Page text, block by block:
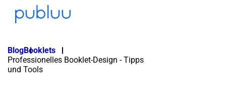
BlogBooklets
Professionelles Booklet-Design - Tipps
und Tools